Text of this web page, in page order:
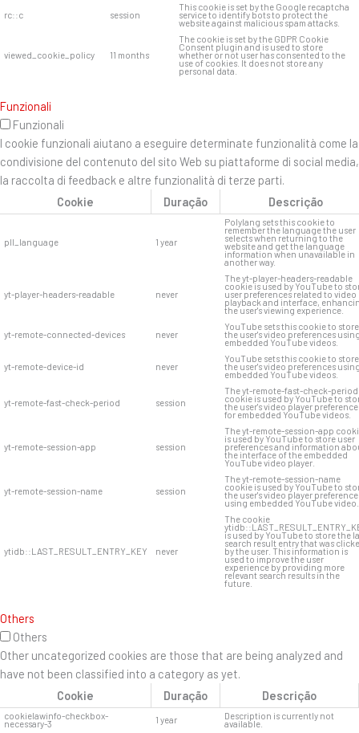
rc::c session
This cookie is set by the Google recaptcha
service to identify bots to protect the
website against malicious spam attacks.
viewed_cookie_policy 11 months
The cookie is set by the GDPR Cookie
Consent plugin and is used to store
whether or not user has consented to the
use of cookies. It does not store any
personal data.
Funzionali
Funzionali
I cookie funzionali aiutano a eseguire determinate funzionalità come la
condivisione del contenuto del sito Web su piattaforme di social media,
la raccolta di feedback e altre funzionalità di terze parti.
Cookie
Duração Descrição
pll_language 1 year
Polylang sets this cookie to
remember the language the user
selects when returning to the
website and get the language
information when unavailable in
another way.
yt-player-headers-readable never
The yt-player-headers-readable
cookie is used by YouTube to
user preferences related to video
playback and interface,
the user's viewing experience.
yt-remote-connected-devices never
YouTube sets this cookie to store
the user's video preferences
embedded YouTube videos.
yt-remote-device-id never
YouTube sets this cookie to store
the user's video preferences
embedded YouTube videos.
yt-remote-fast-check-period session
The yt-remote-fast-check-period
cookie is used by YouTube to
the user's video player
for embedded YouTube videos.
yt-remote-session-app session
The yt-remote-session-app
is used by YouTube to store user
preferences and information
the interface of the embedded
YouTube video player.
yt-remote-session-name session
The yt-remote-session-name
cookie is used by YouTube to
the user's video player
using embedded YouTube video.
ytidb::LAST_RESULT_ENTRY_KEY never
The cookie
is used by YouTube to store the
search result entry that was
by the user. This information is
used to improve the user
experience by providing more
relevant search results in the
future.
Others
Others
Other uncategorized cookies are those that are being analyzed and
have not been classified into a category as yet.
Cookie
Duração Descrição
cookielawinfo-checkbox-
necessary-3 1 year Description is currently not
available.